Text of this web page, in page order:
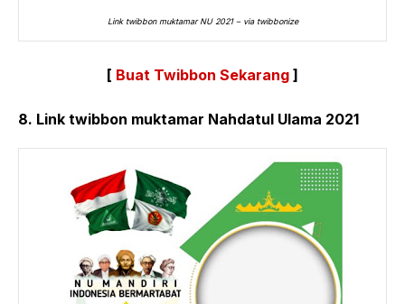
Link twibbon muktamar NU 2021 – via twibbonize
[ Buat Twibbon Sekarang ]
8. Link twibbon muktamar Nahdatul Ulama 2021